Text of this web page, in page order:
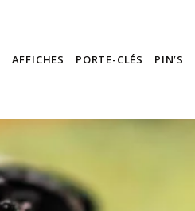
AFFICHES PORTE-CLÉS PIN’S